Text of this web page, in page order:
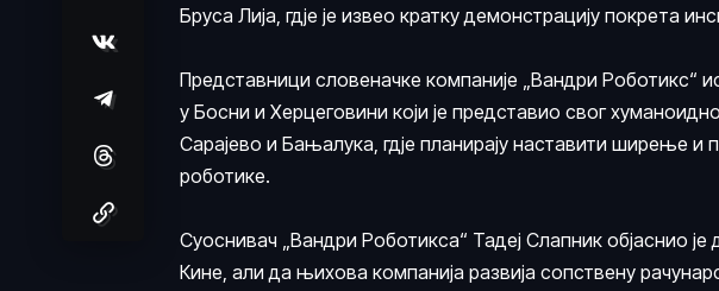
Бруса Лија, гдје је извео кратку демонстрацију покрета
Представници словеначке компаније „Вандри Роботикс“
у Босни и Херцеговини који је представио свог
Сарајево и Бањалука, гдје планирају наставити ширење и
роботике.
Суоснивач „Вандри Роботикса“ Тадеј Слапник објаснио је
Кине, али да њихова компанија развија сопствену